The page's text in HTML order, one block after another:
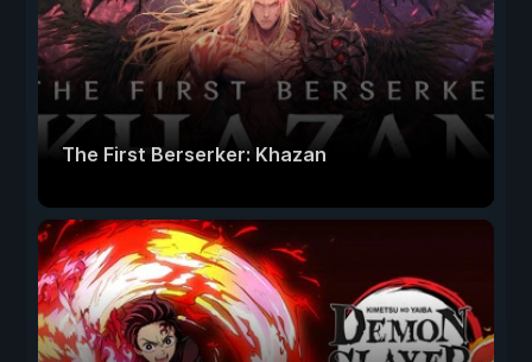
The First Berserker: Khazan